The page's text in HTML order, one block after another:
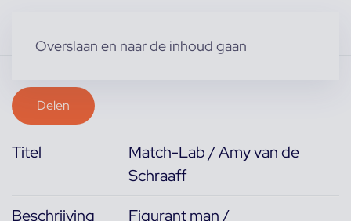
Overslaan en naar de inhoud gaan
Delen
Titel
Match-Lab / Amy van de
Schraaff
Beschrijving
Figurant man /